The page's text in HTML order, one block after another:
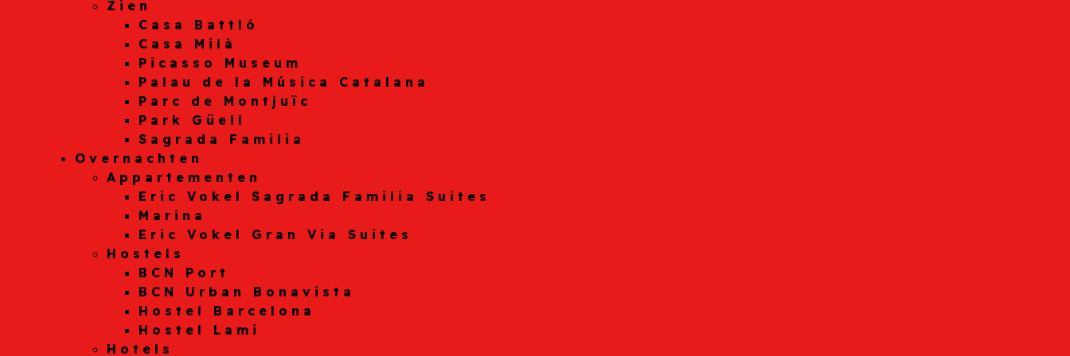
Zien
Casa Battló
Casa Milà
Picasso Museum
Palau de la Música Catalana
Parc de Montjuïc
Park Güell
Sagrada Familia
Overnachten
Appartementen
Eric Vokel Sagrada Familia Suites
Marina
Eric Vokel Gran Via Suites
Hostels
BCN Port
BCN Urban Bonavista
Hostel Barcelona
Hostel Lami
Hotels